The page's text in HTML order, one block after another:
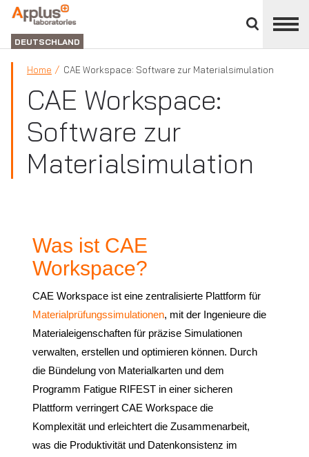
schließen
ABTEILUNG
LABORATORIEN
DEUTSCHLAND
Home CAE Workspace: Software zur Materialsimulation
CAE Workspace:
Software zur
Materialsimulation
Was ist CAE
Workspace?
CAE Workspace ist eine zentralisierte Plattform für
Materialprüfungssimulationen, mit der Ingenieure die
Materialeigenschaften für präzise Simulationen
verwalten, erstellen und optimieren können. Durch
die Bündelung von Materialkarten und dem
Programm Fatigue RIFEST in einer sicheren
Plattform verringert CAE Workspace die
Komplexität und erleichtert die Zusammenarbeit,
was die Produktivität und Datenkonsistenz im